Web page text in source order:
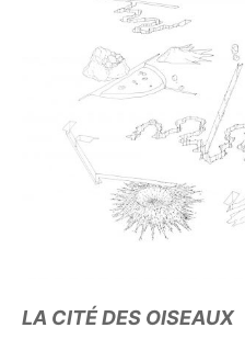
LA CITÉ DES OISEAUX